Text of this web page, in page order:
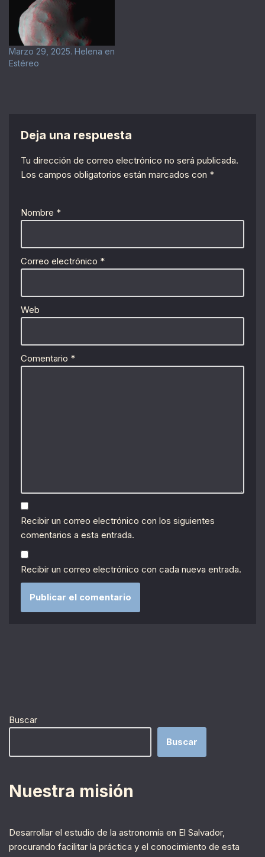
Marzo 29, 2025. Helena en
Estéreo
Deja una respuesta
Tu dirección de correo electrónico no será publicada.
Los campos obligatorios están marcados con *
Nombre *
Correo electrónico *
Web
Comentario *
Recibir un correo electrónico con los siguientes
comentarios a esta entrada.
Recibir un correo electrónico con cada nueva entrada.
Buscar
Buscar
Nuestra misión
Desarrollar el estudio de la astronomía en El Salvador,
procurando facilitar la práctica y el conocimiento de esta